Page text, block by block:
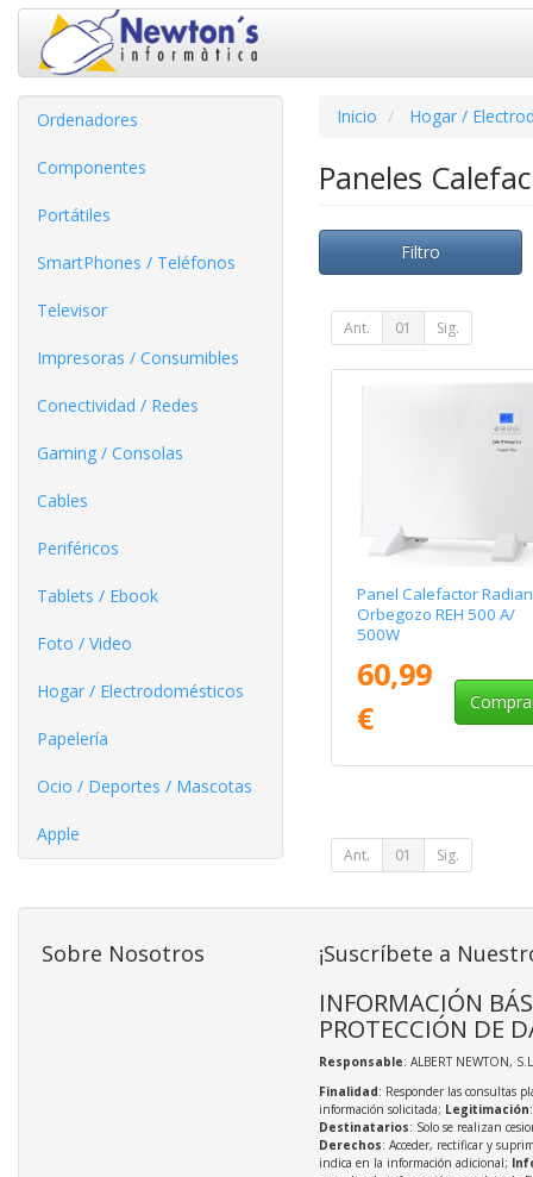
Ordenadores
Componentes
Portátiles
SmartPhones / Teléfonos
Televisor
Impresoras / Consumibles
Conectividad / Redes
Gaming / Consolas
Cables
Periféricos
Tablets / Ebook
Foto / Video
Hogar / Electrodomésticos
Papelería
Ocio / Deportes / Mascotas
Apple
Inicio Hogar /
Paneles
Filtro
Ant. 01 Sig.
Panel Calefactor
Orbegozo REH 500 A/
500W
60,99
€
Ant. 01 Sig.
Sobre Nosotros ¡Suscríbete a
INFORMACIÓN
PROTECCIÓN DE
Responsable: ALBERT NEWTON,
Finalidad: Responder las consultas
información solicitada; Legitimación
Destinatarios: Solo se realizan
Derechos: Acceder, rectificar y
indica en la información adicional;